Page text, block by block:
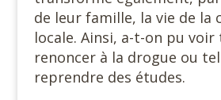
de leur famille, la vie de la
locale. Ainsi, a-t-on pu
renoncer à la drogue ou
reprendre des études.